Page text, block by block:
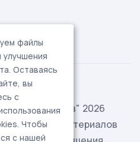
специалистов" 2026
материалов
файлы
Оставаясь
вы
с
Чтобы
с нашей